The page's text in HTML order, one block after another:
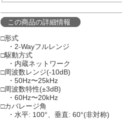
この商品の詳細情報
□形式
・2-Wayフルレンジ
□駆動方式
・内蔵ネットワーク
□周波数レンジ(-10dB)
・50Hz〜25kHz
□周波数特性(±3dB)
・60Hz〜20kHz
□カバレージ角
・水平: 100°、垂直: 60°(非対称)